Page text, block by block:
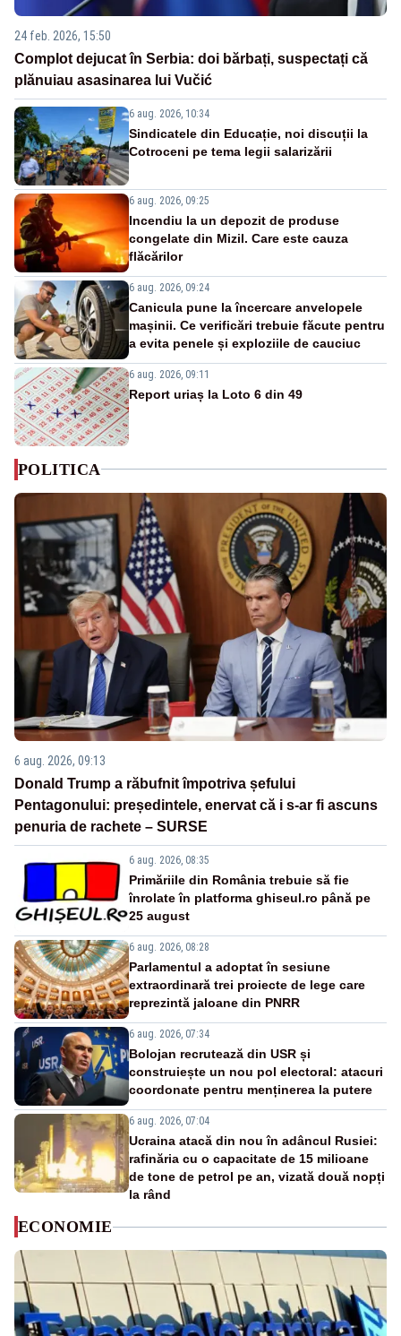
24 feb. 2026, 15:50
Complot dejucat în Serbia: doi bărbați, suspectați că
plănuiau asasinarea lui Vučić
6 aug. 2026, 10:34
Sindicatele din Educație, noi discuții la
Cotroceni pe tema legii salarizării
6 aug. 2026, 09:25
Incendiu la un depozit de produse
congelate din Mizil. Care este cauza
flăcărilor
6 aug. 2026, 09:24
Canicula pune la încercare anvelopele
mașinii. Ce verificări trebuie făcute pentru
a evita penele și exploziile de cauciuc
6 aug. 2026, 09:11
Report uriaș la Loto 6 din 49
POLITICA
6 aug. 2026, 09:13
Donald Trump a răbufnit împotriva șefului
Pentagonului: președintele, enervat că i s-ar fi ascuns
penuria de rachete – SURSE
6 aug. 2026, 08:35
Primăriile din România trebuie să fie
înrolate în platforma ghiseul.ro până pe
25 august
6 aug. 2026, 08:28
Parlamentul a adoptat în sesiune
extraordinară trei proiecte de lege care
reprezintă jaloane din PNRR
6 aug. 2026, 07:34
Bolojan recrutează din USR și
construiește un nou pol electoral: atacuri
coordonate pentru menținerea la putere
6 aug. 2026, 07:04
Ucraina atacă din nou în adâncul Rusiei:
rafinăria cu o capacitate de 15 milioane
de tone de petrol pe an, vizată două nopți
la rând
ECONOMIE